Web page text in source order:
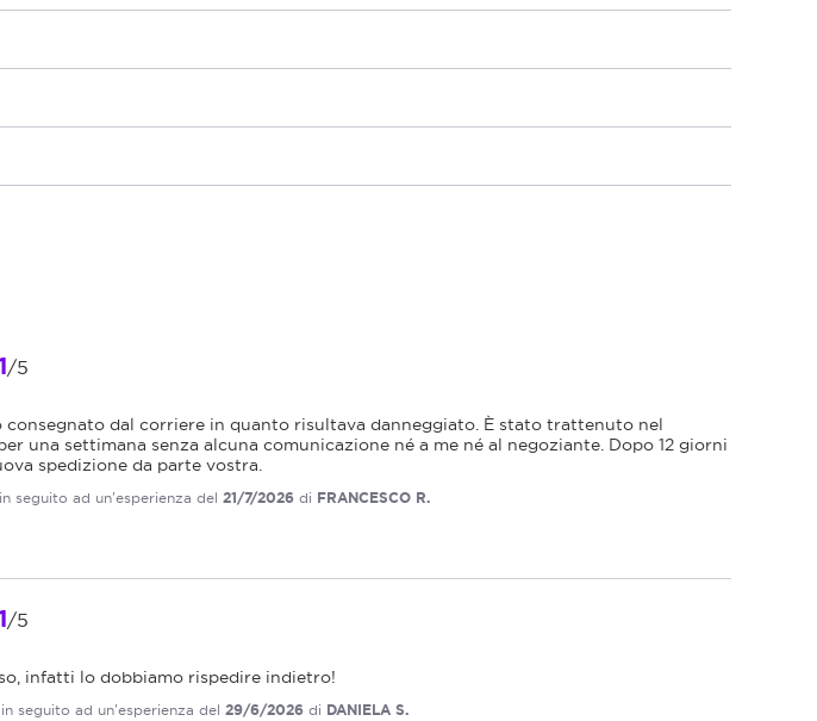
/5
dal corriere in quanto risultava danneggiato. È stato trattenuto nel
una settimana senza alcuna comunicazione né a me né al negoziante. Dopo 12 giorni
spedizione da parte vostra.
seguito ad un'esperienza del21/7/2026 di FRANCESCO R.
/5
infatti lo dobbiamo rispedire indietro!
in seguito ad un'esperienza del29/6/2026 di DANIELA S.